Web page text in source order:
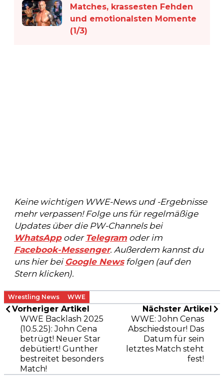
Matches, krassesten Fehden
und emotionalsten Momente
(1/3)
Keine wichtigen WWE-News und -Ergebnisse
mehr verpassen! Folge uns für regelmäßige
Updates über die PW-Channels bei
WhatsAppoder Telegramoder im
Facebook-Messenger. Außerdem kannst du
uns hier bei Google Newsfolgen (auf den
Stern klicken).
Wrestling News WWE
Vorheriger Artikel
WWE Backlash 2025
(10.5.25): John Cena
betrügt! Neuer Star
debütiert! Gunther
bestreitet besonders
Match!
Nächster Artikel
WWE: John Cenas
Abschiedstour! Das
Datum für sein
letztes Match steht
fest!